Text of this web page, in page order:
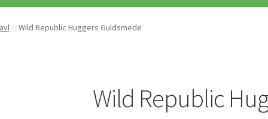
Wild Republic Huggers Guldsmede
Wild Republic